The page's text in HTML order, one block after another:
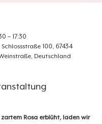
– 17:30
100, 67434
Deutschland
zartem Rosa erblüht, laden wir